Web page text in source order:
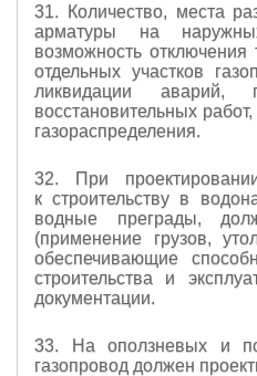
31. Количество, места
арматуры на
возможность отключения
отдельных участков
ликвидации аварий,
восстановительных
газораспределения.
32. При
к строительству в
водные преграды,
(применение грузов,
обеспечивающие
строительства и
документации.
33. На оползневых и
газопровод должен